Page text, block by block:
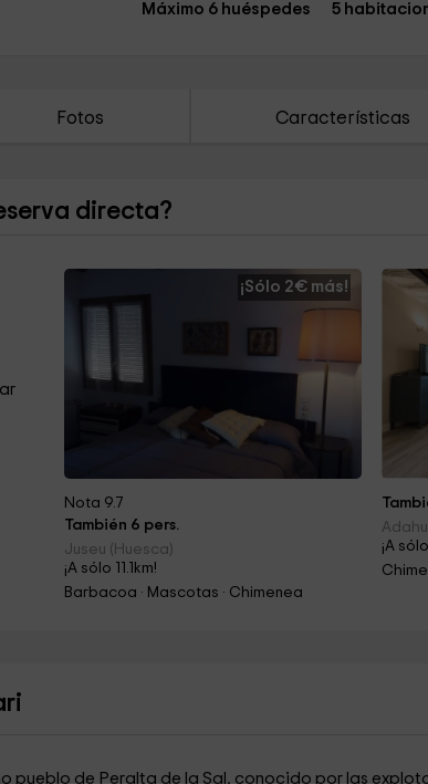
Máximo 6 huéspedes 5
Fotos Características
directa?
¡Sólo 2€ más!
Nota 9.7
También 6 pers.
Juseu (Huesca)
¡A sólo 11.1km!
Barbacoa · Mascotas · Chimenea
¡A
pueblo de Peralta de la Sal, conocido por las